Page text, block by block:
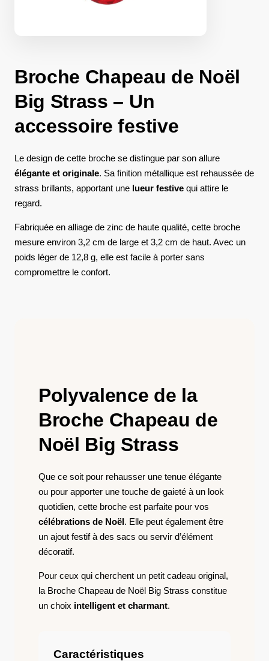
Broche Chapeau de Noël
Big Strass – Un
accessoire festive
Le design de cette broche se distingue par son allure
élégante et originale. Sa finition métallique est rehaussée de
strass brillants, apportant une lueur festive qui attire le
regard.
Fabriquée en alliage de zinc de haute qualité, cette broche
mesure environ 3,2 cm de large et 3,2 cm de haut. Avec un
poids léger de 12,8 g, elle est facile à porter sans
compromettre le confort.
Polyvalence de la
Broche Chapeau de
Noël Big Strass
Que ce soit pour rehausser une tenue élégante
ou pour apporter une touche de gaieté à un look
quotidien, cette broche est parfaite pour vos
célébrations de Noël. Elle peut également être
un ajout festif à des sacs ou servir d’élément
décoratif.
Pour ceux qui cherchent un petit cadeau original,
la Broche Chapeau de Noël Big Strass constitue
un choix intelligent et charmant.
Caractéristiques